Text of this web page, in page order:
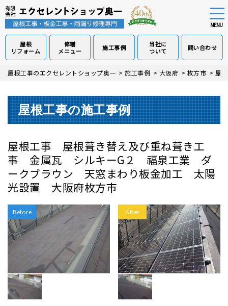
Skip
content
MENU
屋根
リフォーム
修繕
メニュー
施工事例
当社に
ついて
問い合わせ
屋根工事のエクセレントショップ奥一 > 施工事例 > 大阪府 > 枚方市 > 屋
屋根工事の施工事例
屋根工事 屋根葺き替え及び重ね葺き工
事 金属瓦 シルキーG２ 福泉工業 ダ
ークブラウン 天窓まわり板金加工 太陽
光設置 大阪府枚方市
Before After